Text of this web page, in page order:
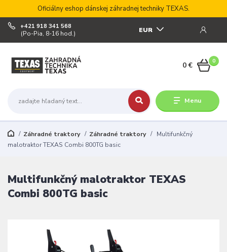
Oficiálny eshop dánskej záhradnej techniky TEXAS.
Menu
EUR
+421 918 341 568
(Po-Pia, 8-16 hod.)
0
0 €
Záhradné traktory Záhradné traktory
Multifunkčný
malotraktor TEXAS Combi 800TG basic
Multifunkčný malotraktor TEXAS
Combi 800TG basic